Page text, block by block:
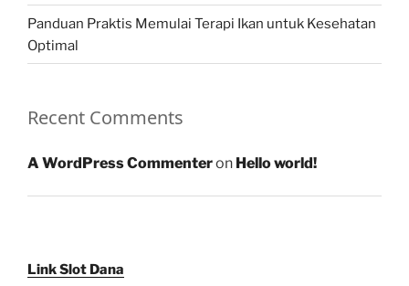
Panduan Praktis Memulai Terapi Ikan untuk Kesehatan
Optimal
Recent Comments
A WordPress Commenteron Hello world!
Link Slot Dana